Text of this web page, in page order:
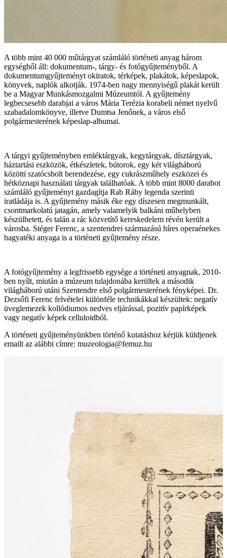
A több mint 40 000 műtárgyat számláló történeti anyag három
egységből áll: dokumentum-, tárgy- és fotógyűjteményből. A
dokumentumgyűjteményt okiratok, térképek, plakátok, képeslapok,
könyvek, naplók alkotják. 1974-ben nagy mennyiségű plakát került
be a Magyar Munkásmozgalmi Múzeumtól. A gyűjtemény
legbecsesebb darabjai a város Mária Terézia korabeli német nyelvű
szabadalomkönyve, illetve Dumtsa Jenőnek, a város első
polgármesterének képeslap-albumai.
A tárgyi gyűjteményben emléktárgyak, kegytárgyak, dísztárgyak,
háztartási eszközök, étkészletek, bútorok, egy két világháború
közötti szatócsbolt berendezése, egy cukrászműhely eszközei és
hétköznapi használati tárgyak találhatóak. A több mint 8000 darabot
számláló gyűjteményt gazdagítja Rab Ráby legenda szerinti
iratládája is. A gyűjtemény másik éke egy díszesen megmunkált,
csontmarkolatú jatagán, amely valamelyik balkáni műhelyben
készülhetett, és talán a rác közvetítő kereskedelem révén került a
városba. Stéger Ferenc, a szentendrei származású híres operaénekes
hagyatéki anyaga is a történeti gyűjtemény része.
A fotógyűjtemény a legfrissebb egysége a történeti anyagnak, 2010-
ben nyílt, miután a múzeum tulajdonába kerültek a második
világháború utáni Szentendre első polgármesterének fényképei. Dr.
Dezsőfi Ferenc felvételei különféle technikákkal készültek: negatív
üveglemezek kollódiumos nedves eljárással, pozitív papírképek
vagy negatív képek celluloidból.
A történeti gyűjteményünkben történő kutatáshoz kérjük küldjenek
emailt az alábbi címre: muzeologia@femuz.hu